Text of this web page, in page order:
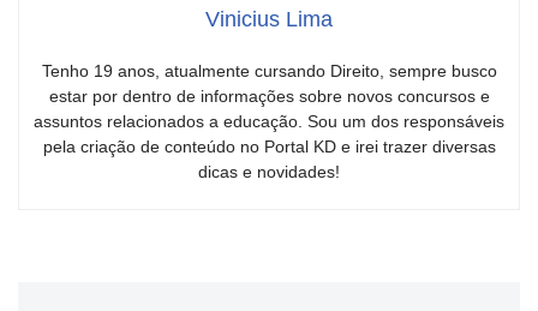
Vinicius Lima
Tenho 19 anos, atualmente cursando Direito, sempre busco
estar por dentro de informações sobre novos concursos e
assuntos relacionados a educação. Sou um dos responsáveis
pela criação de conteúdo no Portal KD e irei trazer diversas
dicas e novidades!